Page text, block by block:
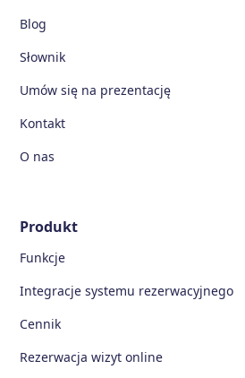
Blog
Słownik
Umów się na prezentację
Kontakt
O nas
Produkt
Funkcje
Integracje systemu rezerwacyjnego
Cennik
Rezerwacja wizyt online